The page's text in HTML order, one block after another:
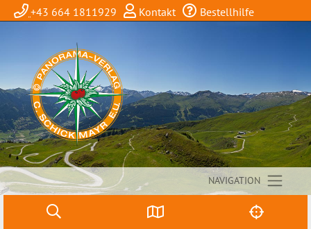
+43 664 1811929 Kontakt Bestellhilfe
NAVIGATION